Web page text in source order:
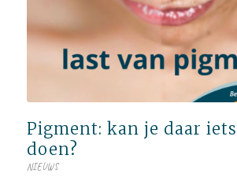
Pigment: kan je daar
doen?
NIEUWS